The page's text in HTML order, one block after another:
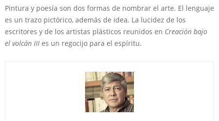
Pintura y poesía son dos formas de nombrar el arte. El lenguaje
es un trazo pictórico, además de idea. La lucidez de los
escritores y de los artistas plásticos reunidos en Creación bajo
el volcán III es un regocijo para el espíritu.